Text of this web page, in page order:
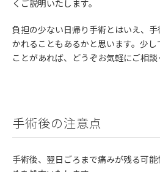
くご説明いたします。
負担の少ない日帰り手術とはいえ、
かれることもあるかと思います。少
ことがあれば、どうぞお気軽にご相談
手術後の注意点
手術後、翌日ごろまで痛みが残る可